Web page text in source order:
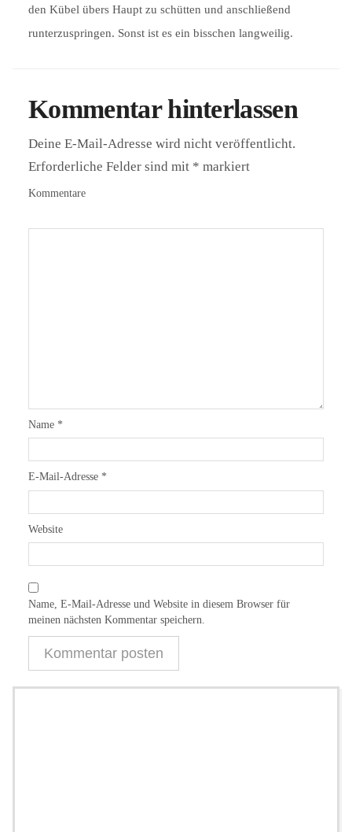
den Kübel übers Haupt zu schütten und anschließend
runterzuspringen. Sonst ist es ein bisschen langweilig.
Kommentar hinterlassen
Deine E-Mail-Adresse wird nicht veröffentlicht.
Erforderliche Felder sind mit * markiert
Kommentare
Name *
E-Mail-Adresse *
Website
Name, E-Mail-Adresse und Website in diesem Browser für
meinen nächsten Kommentar speichern.